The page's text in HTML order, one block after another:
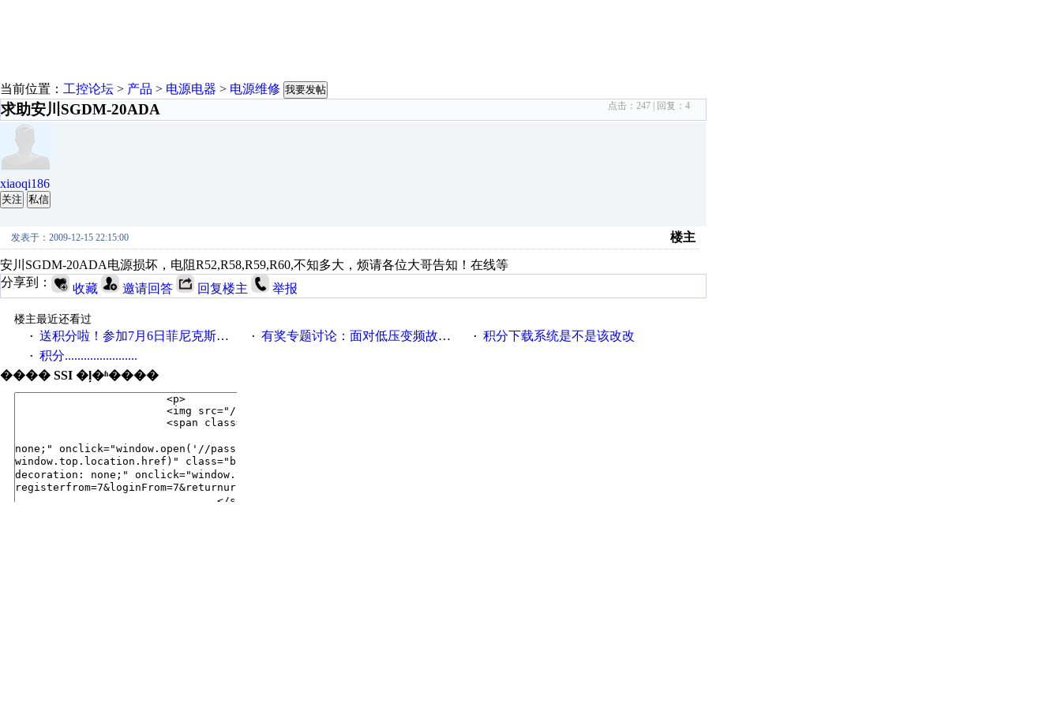
当前位置： 工控论坛 > 产品 > 电源电器 > 电源维修 我要发帖
求助安川SGDM-20ADA 点击： 247 | 回复： 4
xiaoqi186
关注 私信
发表于：2009-12-15 22:15:00 楼主
安川SGDM-20ADA电源损坏，电阻R52,R58,R59,R60,不知多大，烦请各位大哥告知！在线等
分享到：
收藏 邀请回答 回复楼主 举报
楼主最近还看过
· 送积分啦！参加7月6日菲尼克斯在线研讨会即得 · 有奖专题讨论：面对低压变频故障，老手是这样解决的！ · 积分下载系统是不是该改改
· 积分.......................
���� SSI �ļ�ʱ����